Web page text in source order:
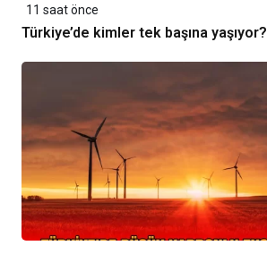
11 saat önce
Türkiye’de kimler tek başına yaşıyor?